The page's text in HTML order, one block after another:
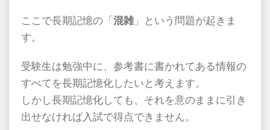
ここで長期記憶の「 混雑」という問題が起きま
す。
受験生は勉強中に、参考書に書かれてある情報の
すべてを長期記憶化したいと考えます。
しかし長期記憶化しても、それを意のままに引き
出せなければ入試で得点できません。